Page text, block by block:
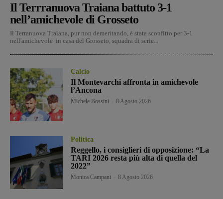
Il Terrranuova Traiana battuto 3-1
nell’amichevole di Grosseto
Il Terranuova Traiana, pur non demeritando, è stata sconfitto per 3-1
nell'amichevole in casa del Grosseto, squadra di serie...
Calcio
Il Montevarchi affronta in amichevole
l’Ancona
Michele Bossini 8 Agosto 2026
Politica
Reggello, i consiglieri di opposizione: “La
TARI 2026 resta più alta di quella del
2022”
Monica Campani 8 Agosto 2026